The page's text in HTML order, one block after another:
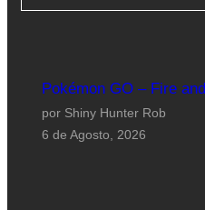
Pokémon GO – Fire
por Shiny Hunter Rob
6 de Agosto, 2026